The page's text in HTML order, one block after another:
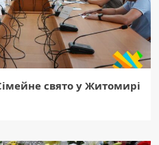
свято у Житомирі